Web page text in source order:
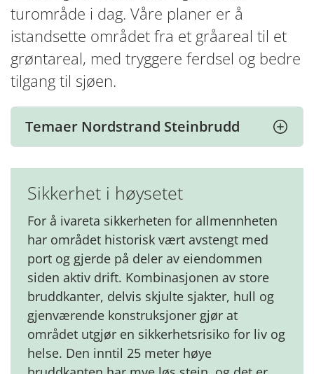
turområde i dag. Våre planer er å
istandsette området fra et gråareal til et
grøntareal, med tryggere ferdsel og bedre
tilgang til sjøen.
Temaer Nordstrand Steinbrudd
Sikkerhet i høysetet
For å ivareta sikkerheten for allmennheten
har området historisk vært avstengt med
port og gjerde på deler av eiendommen
siden aktiv drift. Kombinasjonen av store
bruddkanter, delvis skjulte sjakter, hull og
gjenværende konstruksjoner gjør at
området utgjør en sikkerhetsrisiko for liv og
helse. Den inntil 25 meter høye